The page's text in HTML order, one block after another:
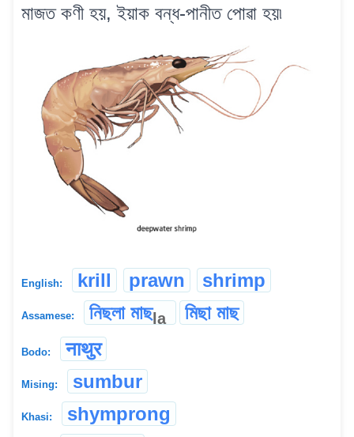
মাজত কণী হয়, ইয়াক বন্ধ-পানীত পোৱা হয়৷
English: krill prawn shrimp
Assamese: নিছলা মাছla মিছা মাছ
Bodo: नाथुर
Mising: sumbur
Khasi: shymprong